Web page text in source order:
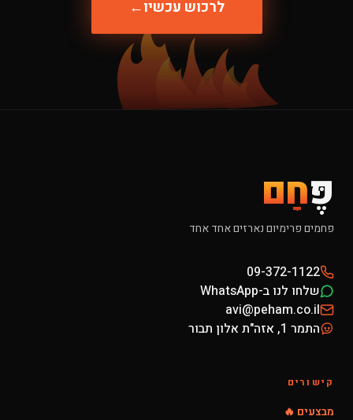
לרכוש עכשיו←
פֶּחָם
פחמים פרימיום נארזים אחד אחד
09-372-1122
שלחו לנו ב-WhatsApp
avi@peham.co.il
התמר 1, אזה"ת אלון תבור
קישורים
מבצעים 🔥